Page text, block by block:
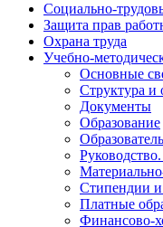
Социально-
Защита прав
Охрана труда
Учебно-
Основные
Структура и
Документы
Образование
Стипендии
Платные
Финансово-